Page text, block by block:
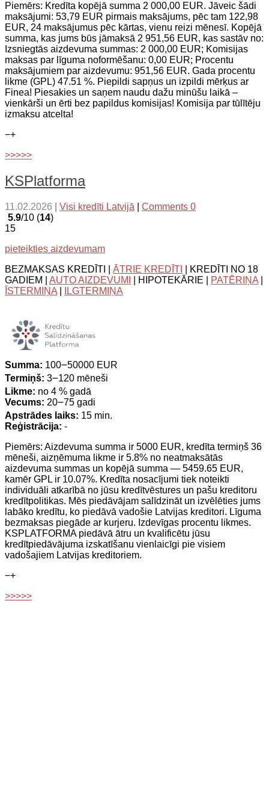
Piemērs: Kredīta kopējā summa 2 000,00 EUR. Jāveic šādi
maksājumi: 53,79 EUR pirmais maksājums, pēc tam 122,98
EUR, 24 maksājumus pēc kārtas, vienu reizi mēnesī. Kopējā
summa, kas jums būs jāmaksā 2 951,56 EUR, kas sastāv no:
Izsniegtās aizdevuma summas: 2 000,00 EUR; Komisijas
maksas par līguma noformēšanu: 0,00 EUR; Procentu
maksājumiem par aizdevumu: 951,56 EUR. Gada procentu
likme (GPL) 47.51 %. Piepildi sapņus un izpildi mērķus ar
Finea! Piesakies un saņem naudu dažu minūšu laikā –
vienkārši un ērti bez papildus komisijas! Komisija par tūlītēju
izmaksu atcelta!
−+
>>>>>
KSPlatforma
11.02.2026 Visi kredīti Latvijā
Comments 0
5.9/10 (14)
15
pieteikties aizdevumam
BEZMAKSAS KREDĪTI | ĀTRIE KREDĪTI
| KREDĪTI NO 18
GADIEM | AUTO AIZDEVUMI | HIPOTEKĀRIE | PATĒRIŅA
ĪSTERMIŅA
ILGTERMIŅA
Summa: 100౼50000 EUR
Termiņš: 3౼120 mēneši
Likme: no 4 % gadā
Vecums: 20౼75 gadi
Apstrādes laiks: 15 min.
Reģistrācija: -
Piemērs: Aizdevuma summa ir 5000 EUR, kredīta termiņš 36
mēneši, aizņēmuma likme ir 5.8% no neatmaksātās
aizdevuma summas un kopējā summa — 5459.65 EUR,
kamēr GPL ir 10.07%. Kredīta nosacījumi tiek noteikti
individuāli atkarībā no jūsu kredītvēstures un pašu kreditoru
kredītpolitikas. Mēs piedāvājam salīdzināt un izvēlēties jums
labāko kredītu, ko piedāvā vadošie Latvijas kreditori. Līguma
bezmaksas piegāde ar kurjeru. Izdevīgas procentu likmes.
KSPLATFORMA piedāvā ātru un kvalificētu jūsu
kredītpiedāvājuma izskatīšanu vienlaicīgi pie visiem
vadošajiem Latvijas kreditoriem.
−+
>>>>>